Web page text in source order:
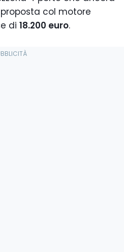
col motore
di 18.200 euro.